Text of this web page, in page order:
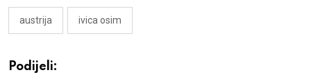
austrija ivica osim
Podijeli: